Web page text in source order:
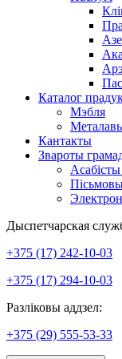
Каталог
Мэбля
Кантакты
Звароты
Дыспетчарская
+375 (17) 242-10-03
+375 (17) 294-10-03
Разліковы аддзел:
+375 (29) 555-53-33